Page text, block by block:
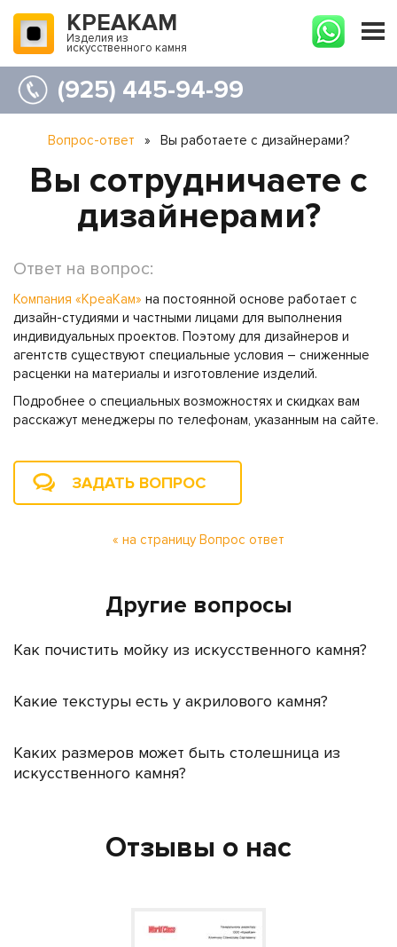
КРЕАКАМ
Изделия из
искусственного камня
(925) 445-94-99
Вопрос-ответ » Вы работаете с дизайнерами?
Вы сотрудничаете с
дизайнерами?
Ответ на вопрос:
Компания «КреаКам» на постоянной основе работает с
дизайн-студиями и частными лицами для выполнения
индивидуальных проектов. Поэтому для дизайнеров и
агентств существуют специальные условия – сниженные
расценки на материалы и изготовление изделий.
Подробнее о специальных возможностях и скидках вам
расскажут менеджеры по телефонам, указанным на сайте.
ЗАДАТЬ ВОПРОС
« на страницу Вопрос ответ
Другие вопросы
Как почистить мойку из искусственного камня?
Какие текстуры есть у акрилового камня?
Каких размеров может быть столешница из
искусственного камня?
Отзывы о нас